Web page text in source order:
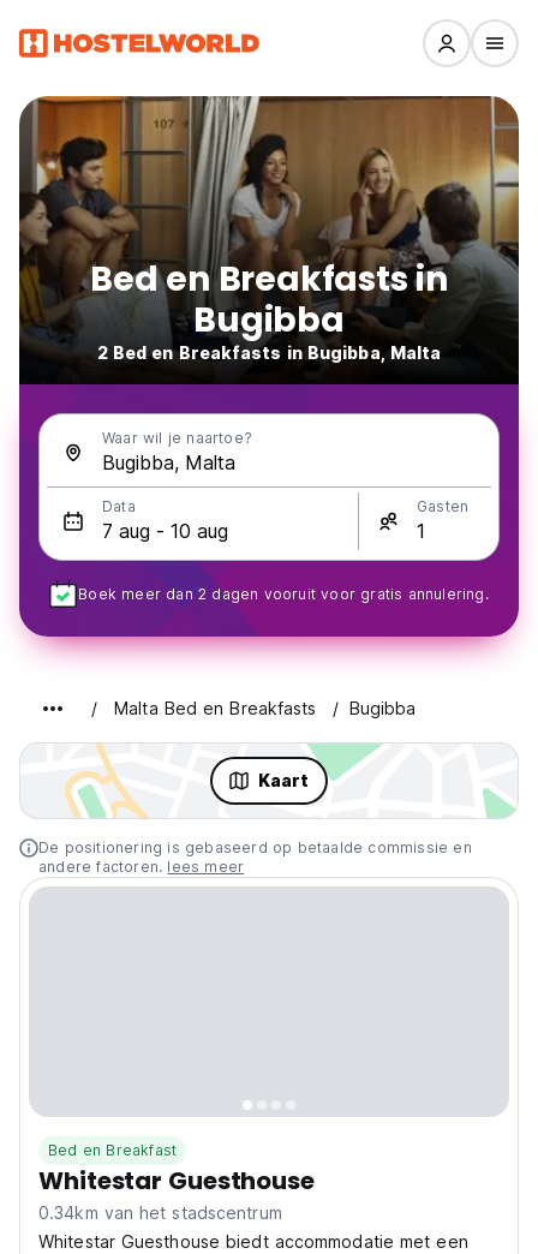
Bed en Breakfasts in
Bugibba
2 Bed en Breakfasts in Bugibba, Malta
Waar wil je naartoe?
Data Gasten
Boek meer dan 2 dagen vooruit voor gratis annulering.
Malta Bed en Breakfasts Bugibba
Kaart
De positionering is gebaseerd op betaalde commissie en
andere factoren. lees meer
Bed en Breakfast
Whitestar Guesthouse
0.34km van het stadscentrum
Whitestar Guesthouse biedt accommodatie met een